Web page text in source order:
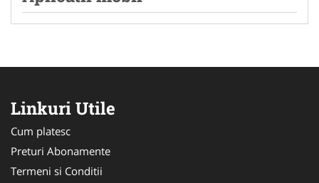
Linkuri Utile
Cum platesc
Preturi Abonamente
Termeni si Conditii